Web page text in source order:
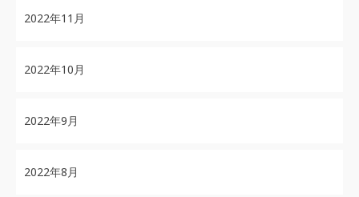
2022年11月
2022年10月
2022年9月
2022年8月